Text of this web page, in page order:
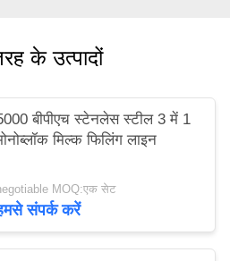
के उत्पादों
बीपीएच स्टेनलेस स्टील 3 में 1
मिल्क फिलिंग लाइन
MOQ:एक सेट
संपर्क करें